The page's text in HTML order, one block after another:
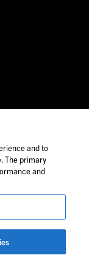
and to
The primary
and